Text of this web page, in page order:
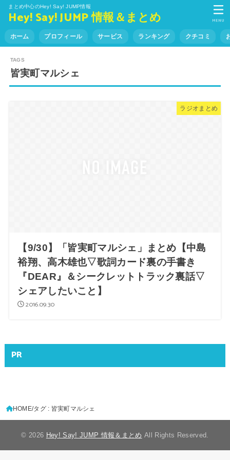
まとめ中心のHey! Say! JUMP情報
Hey! Say! JUMP 情報＆まとめ
ホーム プロフィール サービス ランキング クチコミ
MENU
皆実町マルシェ
ラジオまとめ
【9/30】「皆実町マルシェ」まとめ【中島
裕翔、高木雄也▽歌詞カード裏の手書き
『DEAR』＆シークレットトラック裏話▽
シェアしたいこと】
2016.09.30
PR
HOME タグ : 皆実町マルシェ
© 2026 Hey! Say! JUMP 情報＆まとめ All Rights Reserved.